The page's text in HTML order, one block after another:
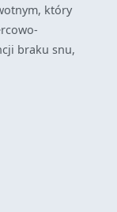
który
braku snu,